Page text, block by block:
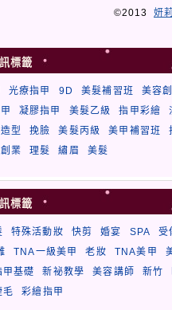
©2013 妍
標籤
光療指甲 9D 美髮補習班
美容
凝膠指甲 美髮乙級 指甲彩繪
型 挽臉 美髮丙級 美甲補習班
業 理髮 繡眉 美髮
標籤
特殊活動妝 快剪 婚宴 SPA
受
TNA一級美甲 老妝 TNA美甲
甲基礎 新祕教學 美容講師 新竹
毛 彩繪指甲